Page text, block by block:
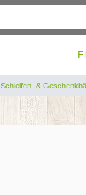
Schleifen- &